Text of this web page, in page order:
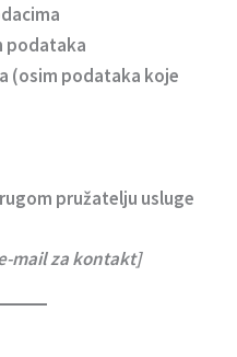
podataka
(osim podataka koje
pružatelju usluge
mail za kontakt]